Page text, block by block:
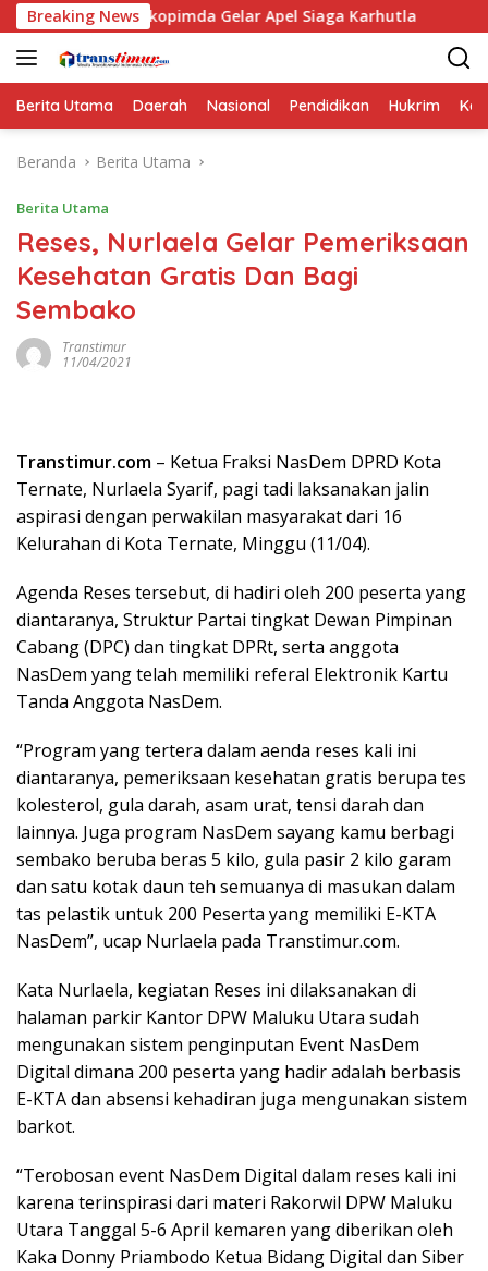
Langsung
ke
konten
Breaking NewsGelar Apel Siaga Karhutla Puskesmas
Berita Utama Daerah Nasional Pendidikan Hukrim
Beranda Berita Utama
Berita Utama
Reses, Nurlaela Gelar Pemeriksaan
Kesehatan Gratis Dan Bagi
Sembako
Transtimur
11/04/2021
Transtimur.com – Ketua Fraksi NasDem DPRD Kota
Ternate, Nurlaela Syarif, pagi tadi laksanakan jalin
aspirasi dengan perwakilan masyarakat dari 16
Kelurahan di Kota Ternate, Minggu (11/04).
Agenda Reses tersebut, di hadiri oleh 200 peserta yang
diantaranya, Struktur Partai tingkat Dewan Pimpinan
Cabang (DPC) dan tingkat DPRt, serta anggota
NasDem yang telah memiliki referal Elektronik Kartu
Tanda Anggota NasDem.
“Program yang tertera dalam aenda reses kali ini
diantaranya, pemeriksaan kesehatan gratis berupa tes
kolesterol, gula darah, asam urat, tensi darah dan
lainnya. Juga program NasDem sayang kamu berbagi
sembako beruba beras 5 kilo, gula pasir 2 kilo garam
dan satu kotak daun teh semuanya di masukan dalam
tas pelastik untuk 200 Peserta yang memiliki E-KTA
NasDem”, ucap Nurlaela pada Transtimur.com.
Kata Nurlaela, kegiatan Reses ini dilaksanakan di
halaman parkir Kantor DPW Maluku Utara sudah
mengunakan sistem penginputan Event NasDem
Digital dimana 200 peserta yang hadir adalah berbasis
E-KTA dan absensi kehadiran juga mengunakan sistem
barkot.
“Terobosan event NasDem Digital dalam reses kali ini
karena terinspirasi dari materi Rakorwil DPW Maluku
Utara Tanggal 5-6 April kemaren yang diberikan oleh
Kaka Donny Priambodo Ketua Bidang Digital dan Siber